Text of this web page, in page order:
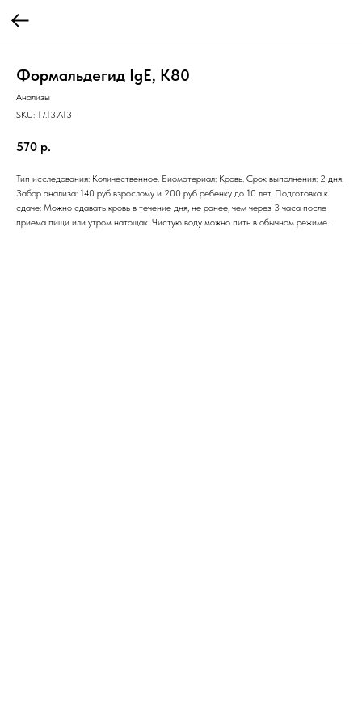
Формальдегид IgE, K80
Анализы
SKU: 17.13.A13
570 р.
Тип исследования: Количественное. Биоматериал: Кровь. Срок выполнения: 2 дня.
Забор анализа: 140 руб взрослому и 200 руб ребенку до 10 лет. Подготовка к
сдаче: Можно сдавать кровь в течение дня, не ранее, чем через 3 часа после
приема пищи или утром натощак. Чистую воду можно пить в обычном режиме..